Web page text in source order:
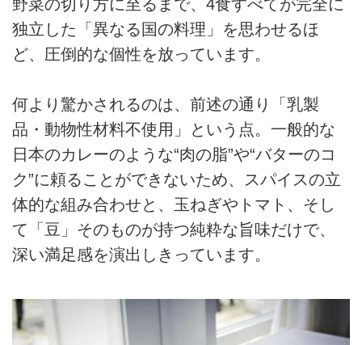
野菜の切り方に至るまで、4食すべてが完全に
独立した「異なる国の料理」を思わせるほ
ど、圧倒的な個性を放っています。
何より驚かされるのは、前述の通り「乳製
品・動物性材料不使用」という点。一般的な
日本のカレーのような“肉の脂”や“バターのコ
ク”に頼ることができないため、スパイスの立
体的な組み合わせと、玉ねぎやトマト、そし
て「豆」そのものが持つ純粋な旨味だけで、
深い満足感を演出しきっています。